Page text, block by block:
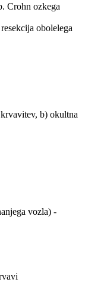
Crohn ozkega
obolelega
b) okultna
vozla) -